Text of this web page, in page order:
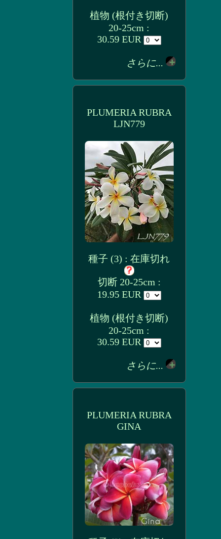
植物 (根付き切断)
20-25cm :
30.59 EUR
さらに...
PLUMERIA RUBRA
LJN779
種子 (3) : 在庫切れ
切断 20-25cm :
19.95 EUR
植物 (根付き切断)
20-25cm :
30.59 EUR
さらに...
PLUMERIA RUBRA
GINA